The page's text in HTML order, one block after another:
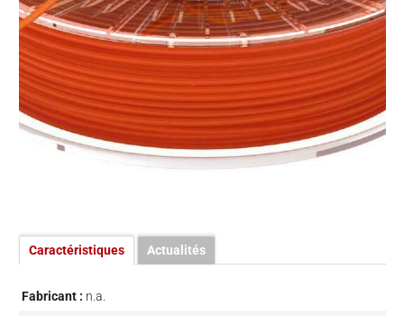
Caractéristiques Actualités
Fabricant : n.a.